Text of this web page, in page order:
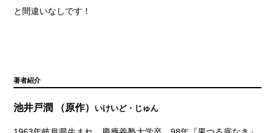
と間違いなしです！
著者紹介
池井戸潤 （原作） いけいど・じゅん